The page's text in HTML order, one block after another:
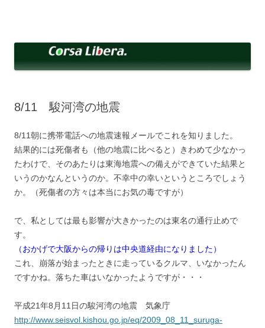
へ
ッ
8/11 駿河湾の地震
8/11朝に携帯電話への地震速報メールでこれを知りました。
結果的には死傷者も（他の地震に比べると）きわめて少なかっ
たわけで、そのあたりは東海地震への備えができていた結果と
いうのかなんというのか。不幸中の幸いというところでしょう
か。（死傷者の方々は本当にお気の毒ですが）
で、私としては最も影響が大きかったのは東名の通行止めで
す。
（おかげで大阪からの帰りは中央道経由になりました）
これ、崩落が始まったときに走っているクルマ、いなかったん
ですかね。落ちた車はいなかったようですが・・・
平成21年8月11日の駿河湾の地震 気象庁
http://www.seisvol.kishou.go.jp/eq/2009_08_11_suruga-